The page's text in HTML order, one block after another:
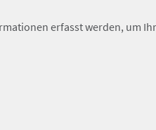
erfasst werden, um